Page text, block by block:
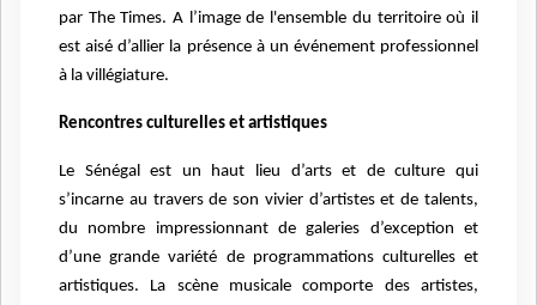
par The Times. A l’image de l'ensemble du territoire où il
est aisé d’allier la présence à un événement professionnel
à la villégiature.
Rencontres culturelles et artistiques
Le Sénégal est un haut lieu d’arts et de culture qui
s’incarne au travers de son vivier d’artistes et de talents,
du nombre impressionnant de galeries d’exception et
d’une grande variété de programmations culturelles et
artistiques. La scène musicale comporte des artistes,